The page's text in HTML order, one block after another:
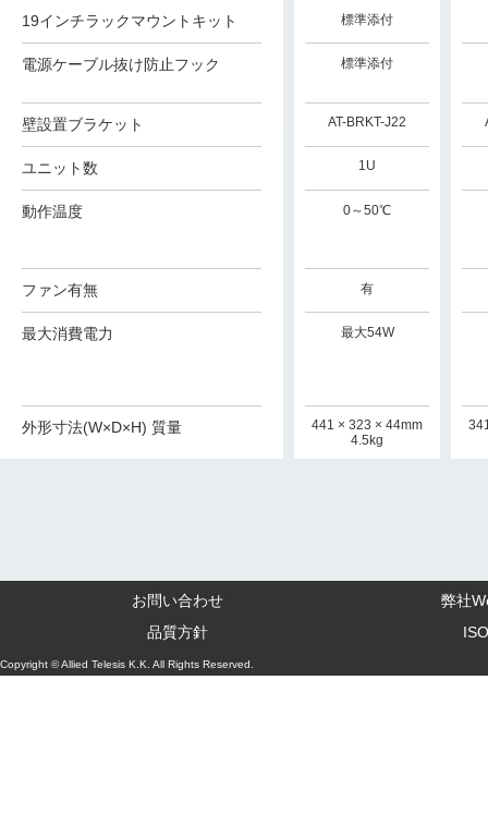
19インチラックマウントキット
電源ケーブル抜け防止フック
壁設置ブラケット
ユニット数
動作温度
ファン有無
最大消費電力
外形寸法(W×D×H) 質量
標準添付
標準添付
AT-BRKT-J22
1U
0～50℃
有
最大970W
x 256 x 44mm 4.
標準添付
標準添付
210×362×42.5mm 3.
標準添付
標準添付
AT-BRKT-J22
1U
0～50℃
有
最大54W
441 × 323 × 44mm
4.5kg
お問い合わせ
弊社
品質方針
Copyright © Allied Telesis K.K. All Rights Reserved.